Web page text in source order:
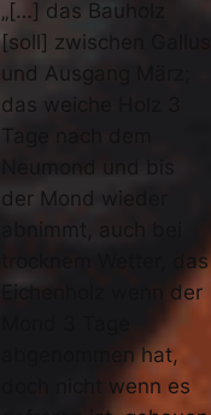
„[…] das Bauholz
[soll] zwischen Gallus
und Ausgang März;
das weiche Holz 3
Neumond und bis
der Mond wieder
abnimmt, auch bei
trocknem Wetter, das
Eichenholz wenn der
abgenommen hat,
doch nicht wenn es